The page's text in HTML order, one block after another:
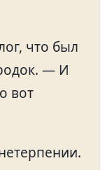
что был
— И
вот